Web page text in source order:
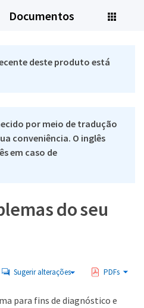
Documentos
deste produto está
por meio de tradução
conveniência. O inglês
em caso de
do seu
Sugerir alterações PDFs
para fins de diagnóstico e